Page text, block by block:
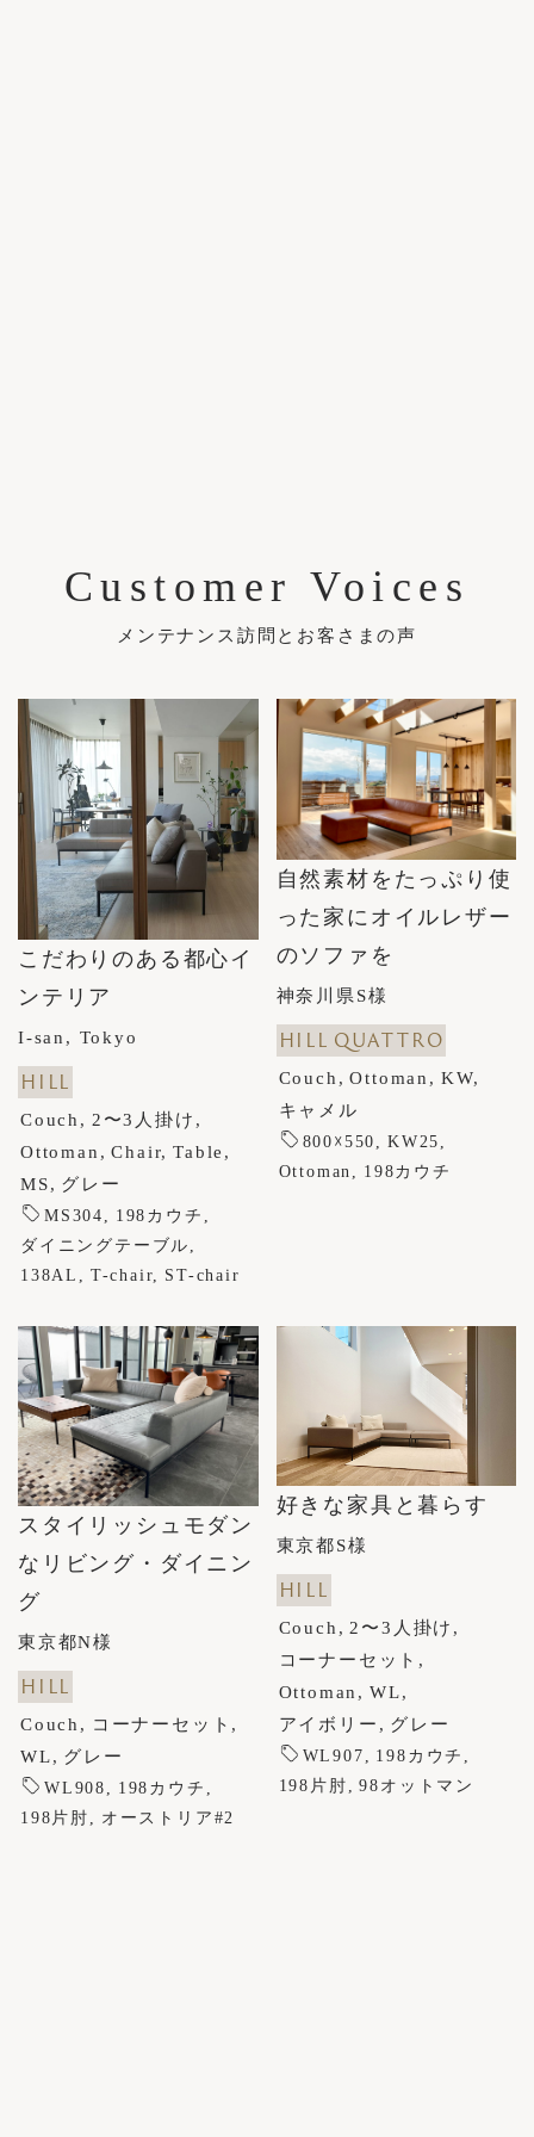
Customer Voices
メンテナンス訪問とお客さまの声
こだわりのある都心イ
ンテリア
I-san, Tokyo
HILL
Couch
2〜3人掛け
Ottoman
Chair
Table
MS
グレー
MS304
198カウチ
ダイニングテーブル
138AL
T-chair ST-chair
自然素材をたっぷり使
った家にオイルレザー
のソファを
神奈川県S様
HILL QUATTRO
Couch Ottoman
KW
キャメル
800☓550
KW25
Ottoman
198カウチ
スタイリッシュモダン
なリビング・ダイニン
グ
東京都N様
HILL
Couch
コーナーセット
WL
グレー
WL908
198カウチ
198片肘
オーストリア#2
好きな家具と暮らす
東京都S様
HILL
Couch
2〜3人掛け
コーナーセット
Ottoman
WL
アイボリー
グレー
WL907
198カウチ
198片肘
98オットマン